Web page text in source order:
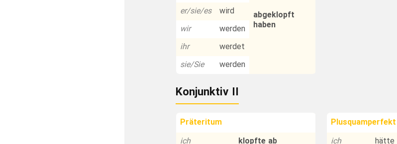
abgeklopft
haben
er/sie/es
wird
wir
werden
ihr
werdet
sie/Sie
werden
Konjunktiv II
Präteritum
ich
klopfte ab
Plusquamperfekt
ich
hätte